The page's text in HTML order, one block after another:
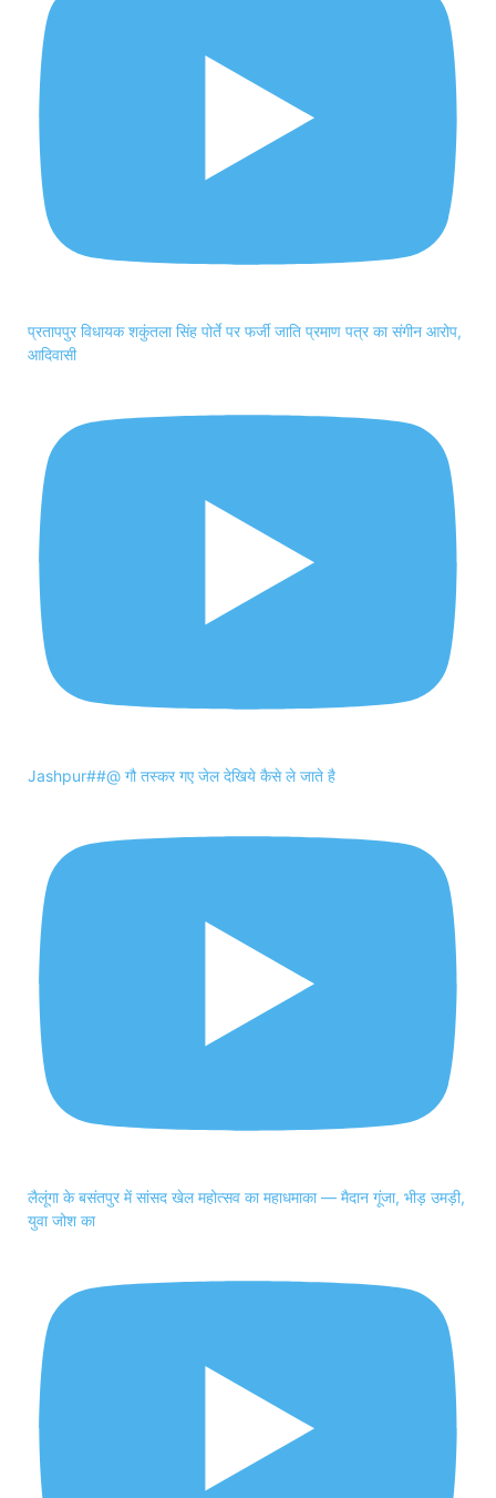
प्रतापपुर विधायक शकुंतला सिंह पोर्ते पर फर्जी जाति प्रमाण पत्र का संगीन आरोप,
आदिवासी
Jashpur##@ गौ तस्कर गए जेल देखिये कैसे ले जाते है
लैलूंगा के बसंतपुर में सांसद खेल महोत्सव का महाधमाका — मैदान गूंजा, भीड़ उमड़ी,
युवा जोश का